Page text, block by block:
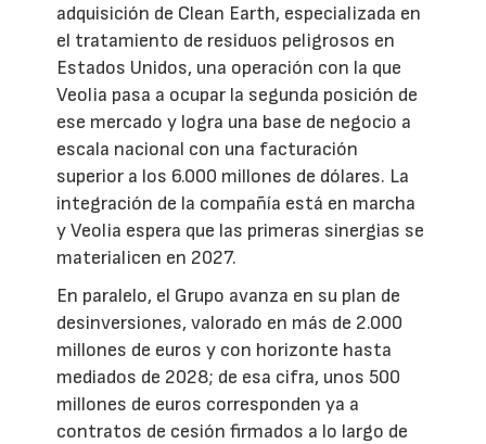
adquisición de Clean Earth, especializada en
el tratamiento de residuos peligrosos en
Estados Unidos, una operación con la que
Veolia pasa a ocupar la segunda posición de
ese mercado y logra una base de negocio a
escala nacional con una facturación
superior a los 6.000 millones de dólares. La
integración de la compañía está en marcha
y Veolia espera que las primeras sinergias se
materialicen en 2027.
En paralelo, el Grupo avanza en su plan de
desinversiones, valorado en más de 2.000
millones de euros y con horizonte hasta
mediados de 2028; de esa cifra, unos 500
millones de euros corresponden ya a
contratos de cesión firmados a lo largo de